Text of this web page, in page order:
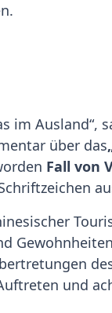
im Ausland“,
über das
Fall von
und